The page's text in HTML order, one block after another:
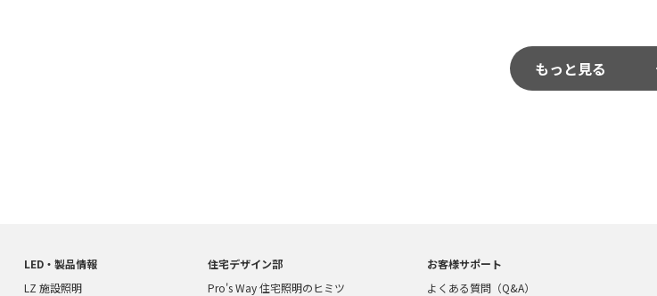
もっと見る
LED・製品情報
LZ 施設照明
住宅デザイン部
Pro's Way 住宅照明のヒミツ
お客様サポート
よくある質問（Q&A）